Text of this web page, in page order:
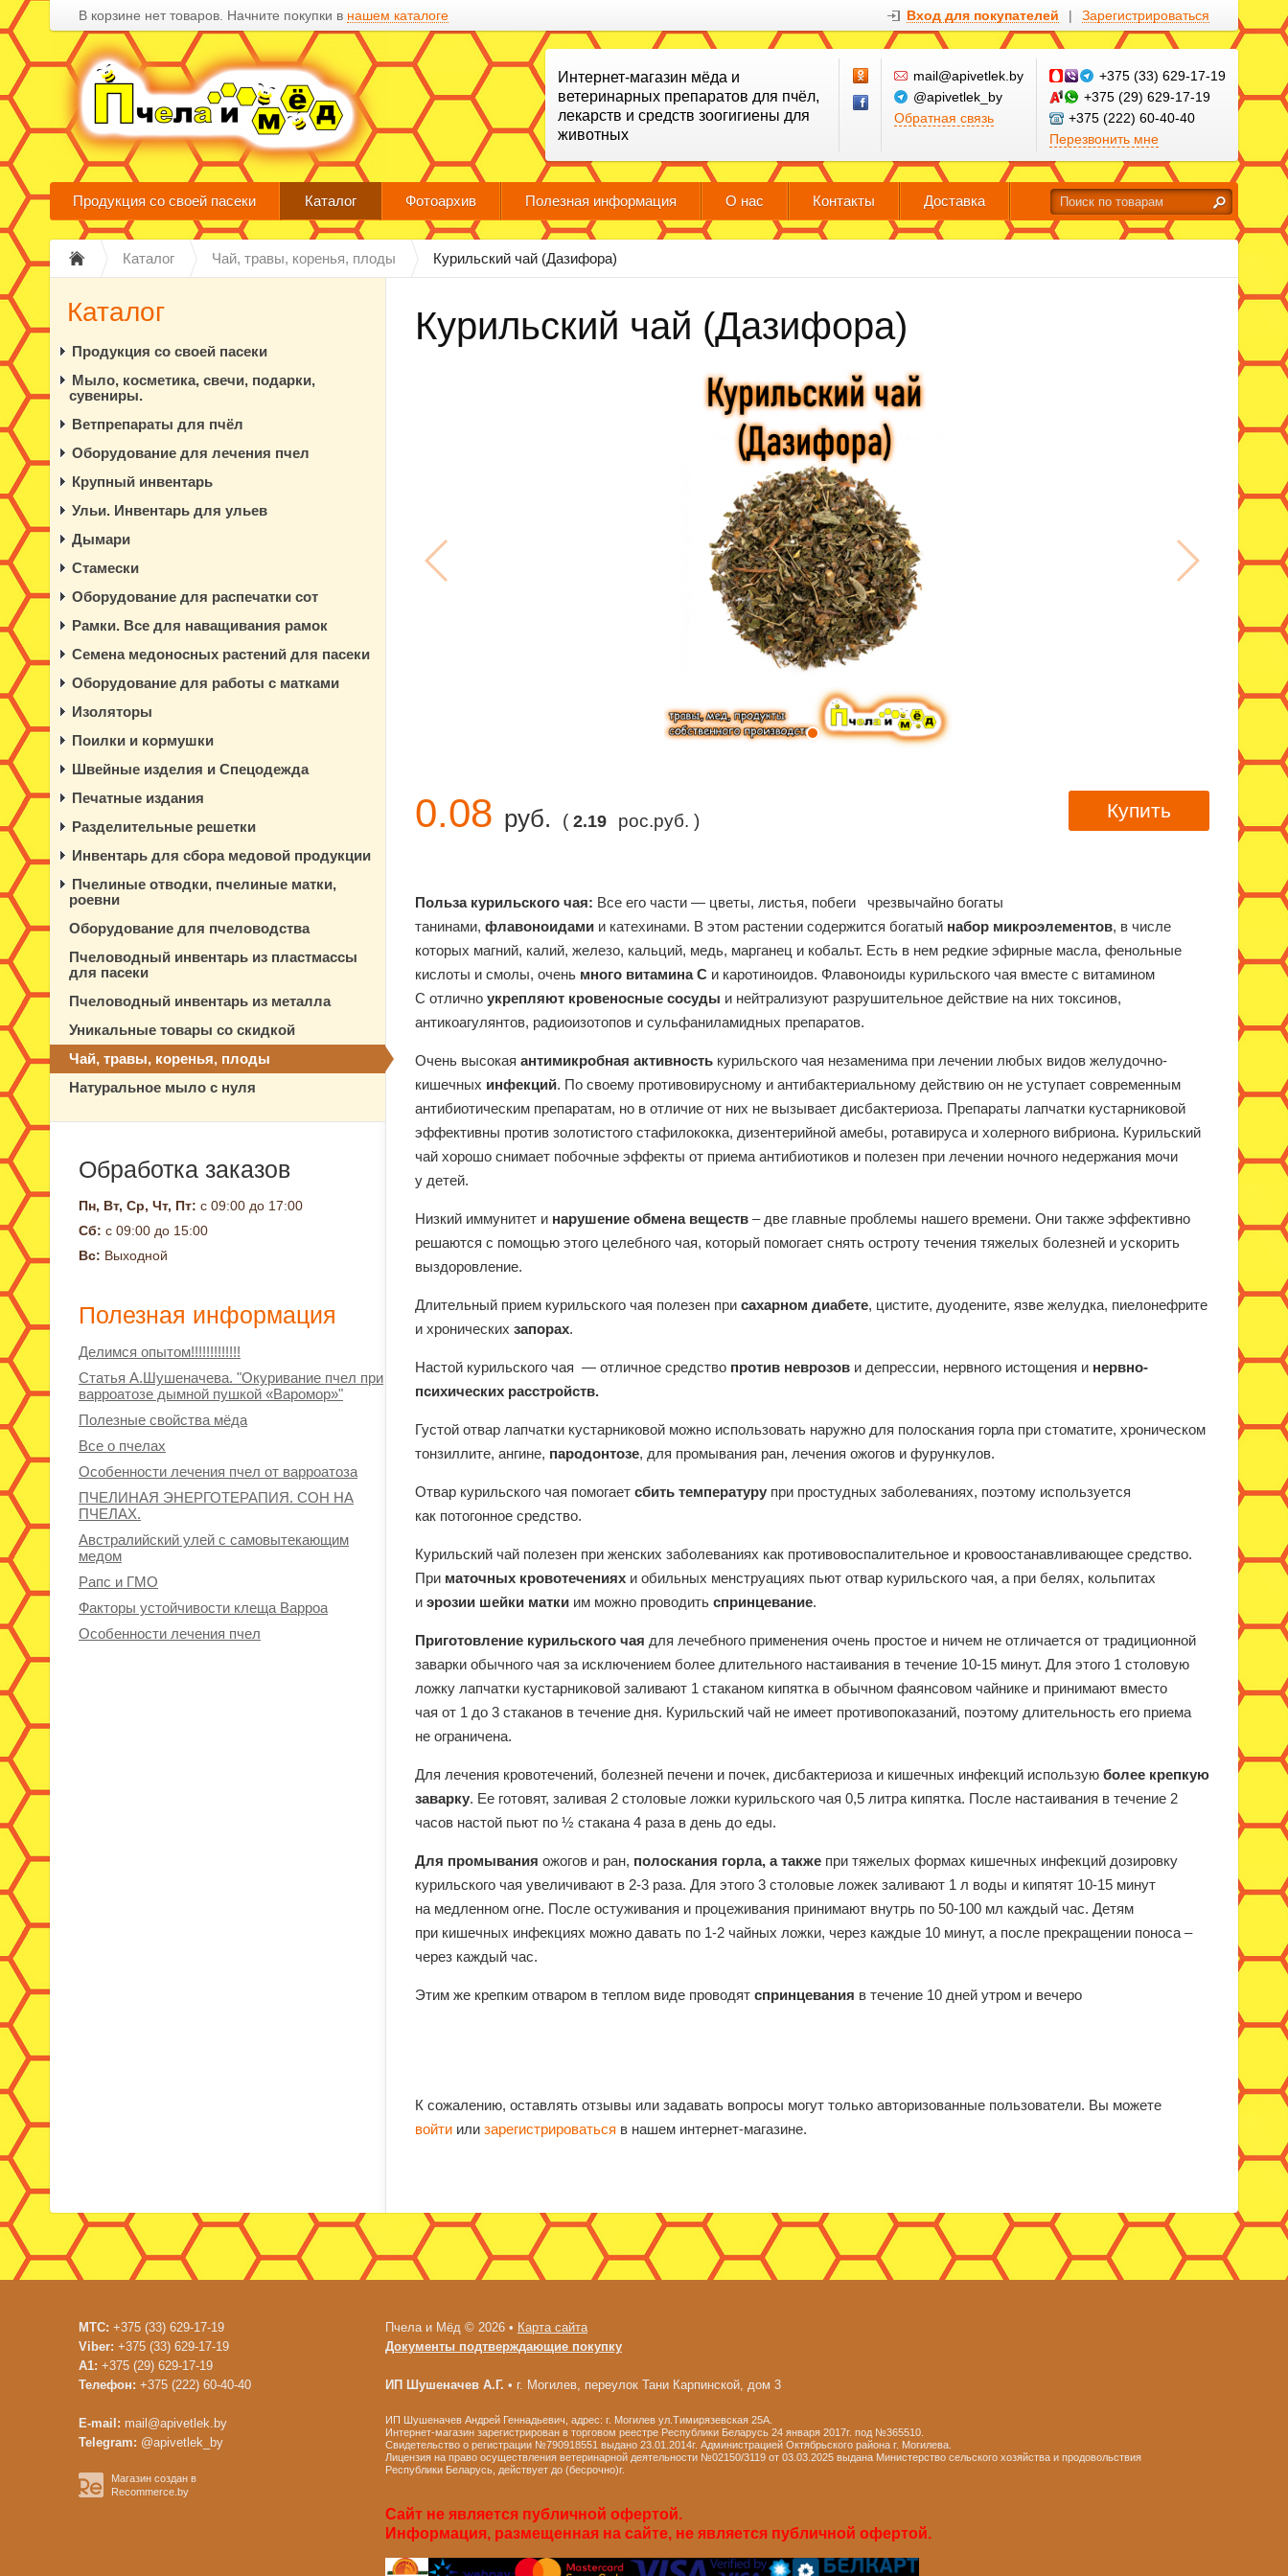
В корзине нет товаров. Начните покупки в нашем каталоге Вход для покупателей | Зарегистрироваться
Интернет-магазин мёда и
ветеринарных препаратов для пчёл,
лекарств и средств зоогигиены для
животных
mail@apivetlek.by
@apivetlek_by
Обратная связь
+375 (33) 629-17-19
+375 (29) 629-17-19
+375 (222) 60-40-40
Перезвонить мне
Продукция со своей пасеки Каталог Фотоархив Полезная информация О нас Контакты Доставка
Каталог Чай, травы, коренья, плоды Курильский чай (Дазифора)
Курильский чай (Дазифора)
0.08 руб. ( 2.19 рос.руб. ) Купить
Польза курильского чая: Все его части — цветы, листья, побеги чрезвычайно богаты
танинами, флавоноидами и катехинами. В этом растении содержится богатый набор микроэлементов, в числе
которых магний, калий, железо, кальций, медь, марганец и кобальт. Есть в нем редкие эфирные масла, фенольные
кислоты и смолы, очень много витамина С и каротиноидов. Флавоноиды курильского чая вместе с витамином
С отлично укрепляют кровеносные сосуды и нейтрализуют разрушительное действие на них токсинов,
антикоагулянтов, радиоизотопов и сульфаниламидных препаратов.
Очень высокая антимикробная активность курильского чая незаменима при лечении любых видов желудочно-
кишечных инфекций. По своему противовирусному и антибактериальному действию он не уступает современным
антибиотическим препаратам, но в отличие от них не вызывает дисбактериоза. Препараты лапчатки кустарниковой
эффективны против золотистого стафилококка, дизентерийной амебы, ротавируса и холерного вибриона. Курильский
чай хорошо снимает побочные эффекты от приема антибиотиков и полезен при лечении ночного недержания мочи
у детей.
Низкий иммунитет и нарушение обмена веществ – две главные проблемы нашего времени. Они также эффективно
решаются с помощью этого целебного чая, который помогает снять остроту течения тяжелых болезней и ускорить
выздоровление.
Длительный прием курильского чая полезен при сахарном диабете, цистите, дуодените, язве желудка, пиелонефрите
и хронических запорах.
Настой курильского чая — отличное средство против неврозов и депрессии, нервного истощения и нервно-
психических расстройств.
Густой отвар лапчатки кустарниковой можно использовать наружно для полоскания горла при стоматите, хроническом
тонзиллите, ангине, пародонтозе, для промывания ран, лечения ожогов и фурункулов.
Отвар курильского чая помогает сбить температуру при простудных заболеваниях, поэтому используется
как потогонное средство.
Курильский чай полезен при женских заболеваниях как противовоспалительное и кровоостанавливающее средство.
При маточных кровотечениях и обильных менструациях пьют отвар курильского чая, а при белях, кольпитах
и эрозии шейки матки им можно проводить спринцевание.
Приготовление курильского чая для лечебного применения очень простое и ничем не отличается от традиционной
заварки обычного чая за исключением более длительного настаивания в течение 10-15 минут. Для этого 1 столовую
ложку лапчатки кустарниковой заливают 1 стаканом кипятка в обычном фаянсовом чайнике и принимают вместо
чая от 1 до 3 стаканов в течение дня. Курильский чай не имеет противопоказаний, поэтому длительность его приема
не ограничена.
Для лечения кровотечений, болезней печени и почек, дисбактериоза и кишечных инфекций использую более крепкую
заварку. Ее готовят, заливая 2 столовые ложки курильского чая 0,5 литра кипятка. После настаивания в течение 2
часов настой пьют по ½ стакана 4 раза в день до еды.
Для промывания ожогов и ран, полоскания горла, а также при тяжелых формах кишечных инфекций дозировку
курильского чая увеличивают в 2-3 раза. Для этого 3 столовые ложек заливают 1 л воды и кипятят 10-15 минут
на медленном огне. После остуживания и процеживания принимают внутрь по 50-100 мл каждый час. Детям
при кишечных инфекциях можно давать по 1-2 чайных ложки, через каждые 10 минут, а после прекращении поноса –
через каждый час.
Этим же крепким отваром в теплом виде проводят спринцевания в течение 10 дней утром и вечеро
К сожалению, оставлять отзывы или задавать вопросы могут только авторизованные пользователи. Вы можете
войти или зарегистрироваться в нашем интернет-магазине.
Каталог
Продукция со своей пасеки
Мыло, косметика, свечи, подарки,
сувениры.
Ветпрепараты для пчёл
Оборудование для лечения пчел
Крупный инвентарь
Ульи. Инвентарь для ульев
Дымари
Стамески
Оборудование для распечатки сот
Рамки. Все для наващивания рамок
Семена медоносных растений для пасеки
Оборудование для работы с матками
Изоляторы
Поилки и кормушки
Швейные изделия и Спецодежда
Печатные издания
Разделительные решетки
Инвентарь для сбора медовой продукции
Пчелиные отводки, пчелиные матки,
роевни
Оборудование для пчеловодства
Пчеловодный инвентарь из пластмассы
для пасеки
Пчеловодный инвентарь из металла
Уникальные товары со скидкой
Чай, травы, коренья, плоды
Натуральное мыло с нуля
Обработка заказов
Пн, Вт, Ср, Чт, Пт: с 09:00 до 17:00
Сб: с 09:00 до 15:00
Вс: Выходной
Полезная информация
Делимся опытом!!!!!!!!!!!!!
Статья А.Шушеначева. "Окуривание пчел при
варроатозе дымной пушкой «Варомор»"
Полезные свойства мёда
Все о пчелах
Особенности лечения пчел от варроатоза
ПЧЕЛИНАЯ ЭНЕРГОТЕРАПИЯ. СОН НА
ПЧЕЛАХ.
Австралийский улей с самовытекающим
медом
Рапс и ГМО
Факторы устойчивости клеща Варроа
Особенности лечения пчел
МТС: +375 (33) 629-17-19
Viber: +375 (33) 629-17-19
A1: +375 (29) 629-17-19
Телефон: +375 (222) 60-40-40
E-mail: mail@apivetlek.by
Telegram: @apivetlek_by
Магазин создан в
Recommerce.by
Пчела и Мёд © 2026 • Карта сайта
Документы подтверждающие покупку
ИП Шушеначев А.Г. • г. Могилев, переулок Тани Карпинской, дом 3
ИП Шушеначев Андрей Геннадьевич, адрес: г. Могилев ул.Тимирязевская 25А.
Интернет-магазин зарегистрирован в торговом реестре Республики Беларусь 24 января 2017г. под №365510.
Свидетельство о регистрации №790918551 выдано 23.01.2014г. Администрацией Октябрьского района г. Могилева.
Лицензия на право осуществления ветеринарной деятельности №02150/3119 от 03.03.2025 выдана Министерство сельского хозяйства и продовольствия
Республики Беларусь, действует до (бесрочно)г.
Сайт не является публичной офертой.
Информация, размещенная на сайте, не является публичной офертой.